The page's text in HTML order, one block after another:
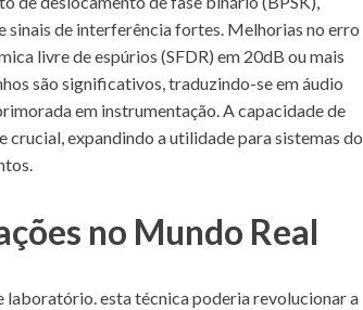
sinais de interferência fortes. Melhorias no erro
livre de espúrios (SFDR) em 20dB ou mais
são significativos, traduzindo-se em áudio
em instrumentação. A capacidade de
expandindo a utilidade para sistemas do
no Mundo Real
laboratório. esta técnica poderia revolucionar a